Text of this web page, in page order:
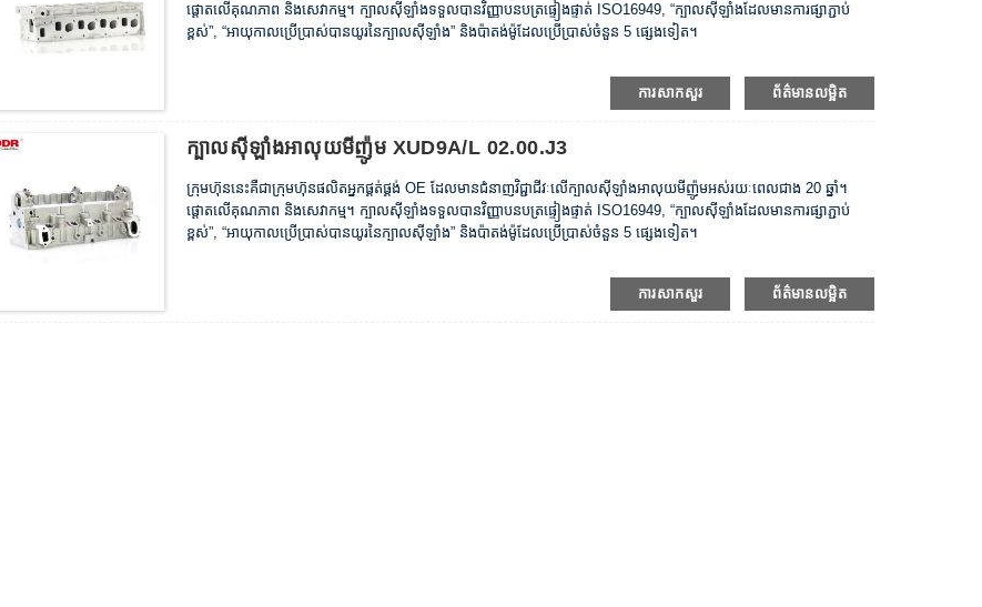
ផ្តោតលើគុណភាព និងសេវាកម្ម។ ក្បាលស៊ីឡាំងទទួលបានវិញ្ញាបនបត្រផ្ទៀងផ្ទាត់ ISO16949, “ក្បាលស៊ីឡាំងដែលមានការផ្សាភ្ជាប់
ខ្ពស់”, “អាយុកាលប្រើប្រាស់បានយូរនៃក្បាលស៊ីឡាំង” និងប៉ាតង់ម៉ូដែលប្រើប្រាស់ចំនួន 5 ផ្សេងទៀត។
ការសាកសួរ ព័ត៌មានលម្អិត
ក្បាលស៊ីឡាំងអាលុយមីញ៉ូម XUD9A/L 02.00.J3
ក្រុមហ៊ុននេះគឺជាក្រុមហ៊ុនផលិតអ្នកផ្គត់ផ្គង់ OE ដែលមានជំនាញវិជ្ជាជីវៈលើក្បាលស៊ីឡាំងអាលុយមីញ៉ូមអស់រយៈពេលជាង 20 ឆ្នាំ។
ផ្តោតលើគុណភាព និងសេវាកម្ម។ ក្បាលស៊ីឡាំងទទួលបានវិញ្ញាបនបត្រផ្ទៀងផ្ទាត់ ISO16949, “ក្បាលស៊ីឡាំងដែលមានការផ្សាភ្ជាប់
ខ្ពស់”, “អាយុកាលប្រើប្រាស់បានយូរនៃក្បាលស៊ីឡាំង” និងប៉ាតង់ម៉ូដែលប្រើប្រាស់ចំនួន 5 ផ្សេងទៀត។
ការសាកសួរ ព័ត៌មានលម្អិត